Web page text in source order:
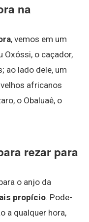
na
, vemos em um
Oxóssi, o caçador,
ao lado dele, um
africanos
o Obaluaê, o
rezar para
o anjo da
propício. Pode-
a qualquer hora,